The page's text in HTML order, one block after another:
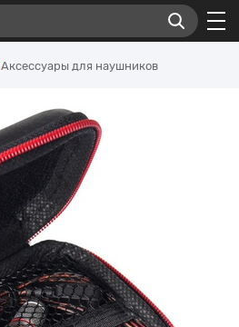
Аксессуары для наушников